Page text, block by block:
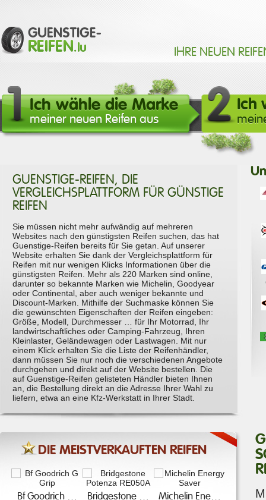
IHRE NEUEN
Ich wähle die Marke
meiner neuen Reifen aus
Ich
GUENSTIGE-REIFEN, DIE
VERGLEICHSPLATTFORM FÜR GÜNSTIGE
REIFEN
Sie müssen nicht mehr aufwändig auf mehreren
Websites nach den günstigsten Reifen suchen, das hat
Guenstige-Reifen bereits für Sie getan. Auf unserer
Website erhalten Sie dank der Vergleichsplattform für
Reifen mit nur wenigen Klicks Informationen über die
günstigsten Reifen. Mehr als 220 Marken sind online,
darunter so bekannte Marken wie Michelin, Goodyear
oder Continental, aber auch weniger bekannte und
Discount-Marken. Mithilfe der Suchmaske können Sie
die gewünschten Eigenschaften der Reifen eingeben:
Größe, Modell, Durchmesser … für Ihr Motorrad, Ihr
landwirtschaftliches oder Camping-Fahrzeug, Ihren
Kleinlaster, Geländewagen oder Lastwagen. Mit nur
einem Klick erhalten Sie die Liste der Reifenhändler,
dann müssen Sie nur noch die verschiedenen Angebote
durchgehen und direkt auf der Website bestellen. Die
auf Guenstige-Reifen gelisteten Händler bieten Ihnen
an, die Bestellung direkt an die Adresse Ihrer Wahl zu
liefern, etwa an eine Kfz-Werkstatt in Ihrer Stadt.
DIE MEISTVERKAUFTEN REIFEN
Bf Goodrich … Bridgestone … Michelin Ene…